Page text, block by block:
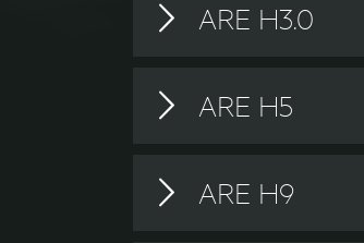
ARE H3.0
ARE H5
ARE H9